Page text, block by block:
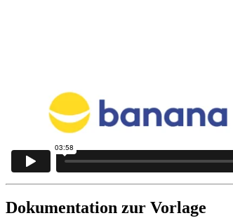
Dokumentation zur Vorlage